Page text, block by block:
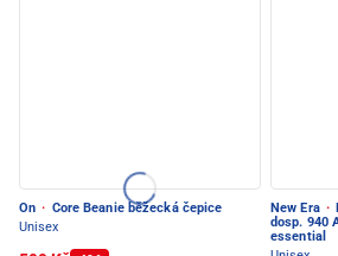
On · Core Beanie běžecká čepice
Unisex
New Era ·
dosp. 940
essential